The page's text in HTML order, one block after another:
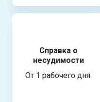
Справка о
несудимости
От 1 рабочего дня.